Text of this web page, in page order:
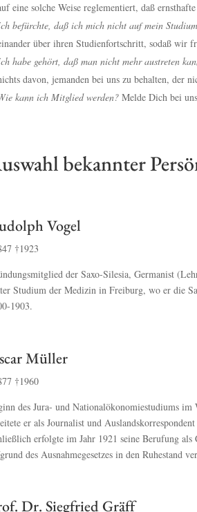
eine solche Weise reglementiert, daß
befürchte, daß ich mich nicht auf mein
über ihren Studienfortschritt, sodaß wir
habe gehört, daß man nicht mehr austreten
davon, jemanden bei uns zu behalten, der
kann ich Mitglied werden? Melde Dich bei
bekannter
Vogel
†1923
der Saxo-Silesia, Germanist
Studium der Medizin in Freiburg, wo er die
1903.
Müller
†1960
des Jura- und Nationalökonomiestudiums
er als Journalist und
erfolgte im Jahr 1921 seine Berufung
des Ausnahmegesetzes in den Ruhestand
Dr. Siegfried Gräff